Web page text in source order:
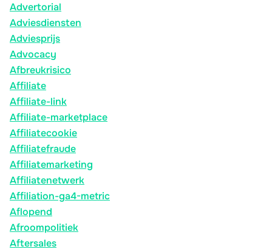
Advertorial
Adviesdiensten
Adviesprijs
Advocacy
Afbreukrisico
Affiliate
Affiliate-link
Affiliate-marketplace
Affiliatecookie
Affiliatefraude
Affiliatemarketing
Affiliatenetwerk
Affiliation-ga4-metric
Aflopend
Afroompolitiek
Aftersales